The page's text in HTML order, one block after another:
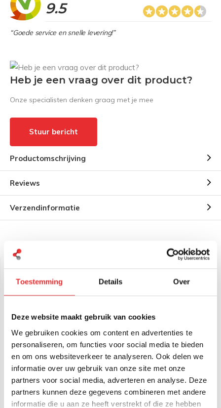
Toestemming Details Over
Deze website maakt gebruik van cookies
We gebruiken cookies om content en advertenties te
personaliseren, om functies voor social media te bieden
en om ons websiteverkeer te analyseren. Ook delen we
informatie over uw gebruik van onze site met onze
partners voor social media, adverteren en analyse. Deze
partners kunnen deze gegevens combineren met andere
informatie die u aan ze heeft verstrekt of die ze hebben
9.5
“Goede service en snelle levering!”
Heb je een vraag over dit product?
Onze specialisten denken graag met je mee
Stuur bericht
Productomschrijving
Reviews
Verzendinformatie
Gerelateerde producten
RAM Mount D-Kogel lange
klemarm RAM-D-201U-E
€ 189,95Incl. btw
€ 156,98 Excl. btw
RAM Mount D-kogel korte
klemarm RAM-D-201U-C
€ 89,95 Incl. btw
€ 74,34 Excl. btw